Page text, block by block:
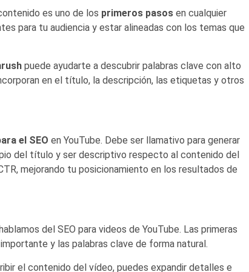
es uno de los primeros pasos en cualquier
para tu audiencia y estar alineadas con los temas que
puede ayudarte a descubrir palabras clave con alto
en el título, la descripción, las etiquetas y otros
el SEO en YouTube. Debe ser llamativo para generar
del título y ser descriptivo respecto al contenido del
mejorando tu posicionamiento en los resultados de
del SEO para videos de YouTube. Las primeras
y las palabras clave de forma natural.
el contenido del vídeo, puedes expandir detalles e